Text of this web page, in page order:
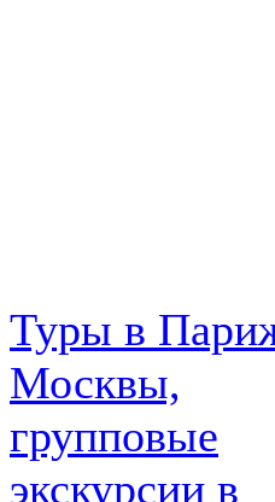
Туры в
Москвы,
групповые
экскурсии в